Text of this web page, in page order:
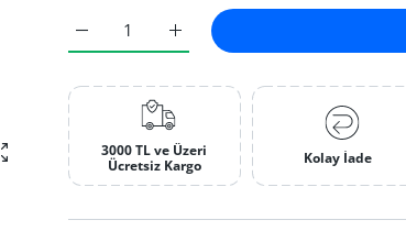
fotoğrafı büyüt
Sarı Kıl Fırça Default Title için
Sarı Kıl Fırça Default Title için adedi artırın
3000 TL ve Üzeri
Ücretsiz Kargo
Kolay İade